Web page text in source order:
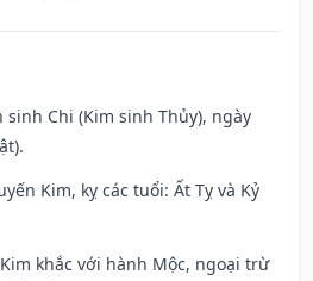
sinh Chi (Kim sinh Thủy), ngày
Kim, kỵ các tuổi: Ất Tỵ và Kỷ
khắc với hành Mộc, ngoại trừ